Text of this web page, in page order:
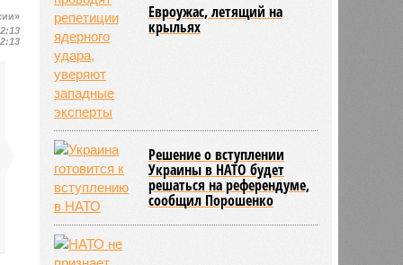
Евроужас, летящий на
крыльях
Решение о вступлении
Украины в НАТО будет
решаться на референдуме,
сообщил Порошенко